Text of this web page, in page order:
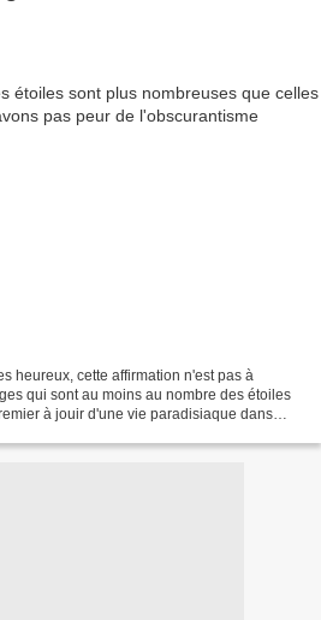
heureux, cette affirmation n'est pas à
qui sont au moins au nombre des étoiles
à jouir d'une vie paradisiaque dans